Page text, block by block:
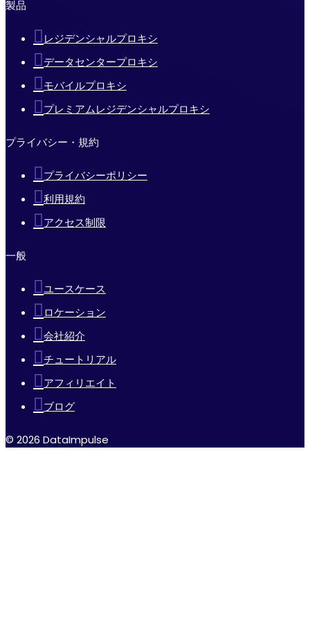
製品
レジデンシャルプロキシ
データセンタープロキシ
モバイルプロキシ
プレミアムレジデンシャルプロキシ
プライバシー・規約
プライバシーポリシー
利用規約
アクセス制限
一般
ユースケース
ロケーション
会社紹介
チュートリアル
アフィリエイト
ブログ
© 2026 DataImpulse